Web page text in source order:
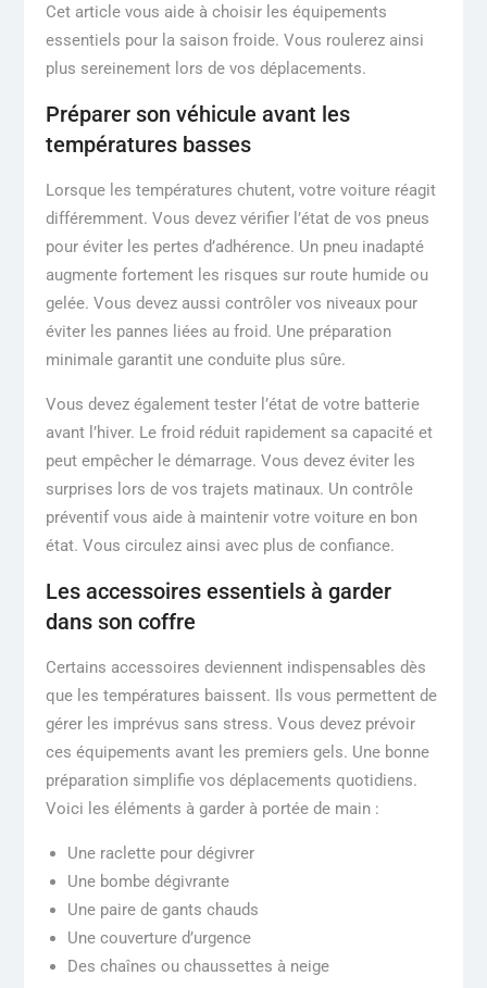
Cet article vous aide à choisir les équipements
essentiels pour la saison froide. Vous roulerez ainsi
plus sereinement lors de vos déplacements.
Préparer son véhicule avant les
températures basses
Lorsque les températures chutent, votre voiture réagit
différemment. Vous devez vérifier l’état de vos pneus
pour éviter les pertes d’adhérence. Un pneu inadapté
augmente fortement les risques sur route humide ou
gelée. Vous devez aussi contrôler vos niveaux pour
éviter les pannes liées au froid. Une préparation
minimale garantit une conduite plus sûre.
Vous devez également tester l’état de votre batterie
avant l’hiver. Le froid réduit rapidement sa capacité et
peut empêcher le démarrage. Vous devez éviter les
surprises lors de vos trajets matinaux. Un contrôle
préventif vous aide à maintenir votre voiture en bon
état. Vous circulez ainsi avec plus de confiance.
Les accessoires essentiels à garder
dans son coffre
Certains accessoires deviennent indispensables dès
que les températures baissent. Ils vous permettent de
gérer les imprévus sans stress. Vous devez prévoir
ces équipements avant les premiers gels. Une bonne
préparation simplifie vos déplacements quotidiens.
Voici les éléments à garder à portée de main :
Une raclette pour dégivrer
Une bombe dégivrante
Une paire de gants chauds
Une couverture d’urgence
Des chaînes ou chaussettes à neige